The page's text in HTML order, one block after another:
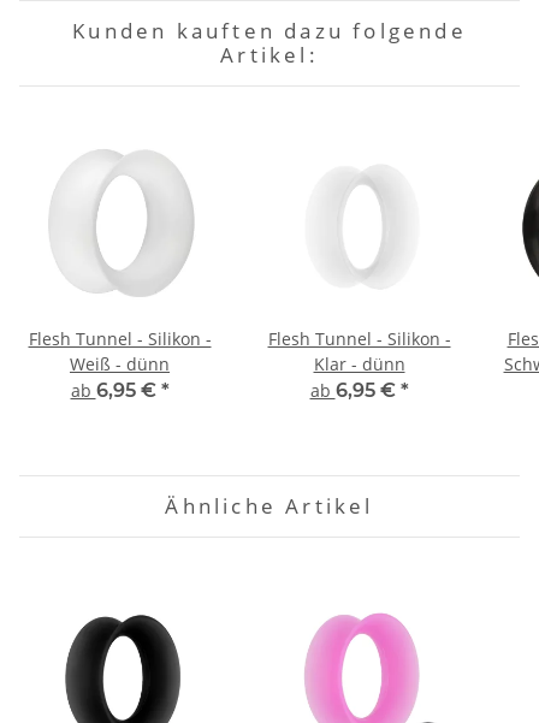
Kunden kauften dazu folgende
Artikel:
Flesh Tunnel - Silikon -
Weiß - dünn
ab 6,95 € *
Flesh Tunnel - Silikon -
Klar - dünn
ab 6,95 € *
Ähnliche Artikel